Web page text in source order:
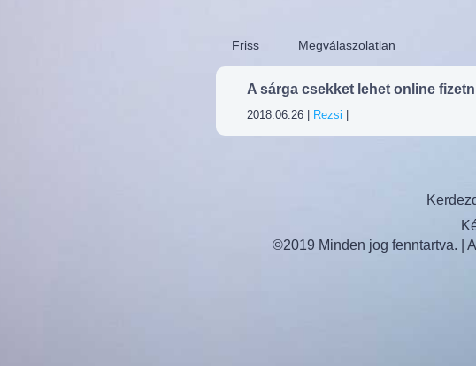
Friss Megválaszolatlan
A sárga csekket lehet online
2018.06.26 | Rezsi
©2019 Minden jog fenntartva. |